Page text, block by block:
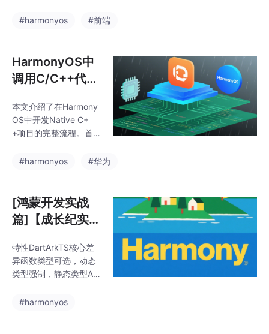
通过具体代码示例展示
局实现上的异同，通过
要内容包括：1）基础容
器样式设置对比；2）Fl
ex横向均分布局实现；
对齐调整；4）间距控
制属性对比。实践表
明，掌握Flex布局的前
上手鸿蒙布局开发，核
链式方法调
#harmonyos #前端
HarmonyOS中
调用C/C++代码
本文介绍了在Harmony
OS中开发Native C+
+项目的完整流程。首
具，创建Native C++项
构：.d.ts定义接口，C
Make.txt管理构建配
置，.cpp文件编写实现
数示例，演示了从C+
+代码实现到ArkTS调用
的完整过程：在napi_ini
Index.d.ts声明接口，
#harmonyos #华为
[鸿蒙开发实战
篇]【成长纪实】
函数与类的对比
学习：从 Flutte
S
特性DartArkTS核心差
异函数类型可选，动态
类型强制，静态类型Ark
旨在减少运行时错误。
#harmonyos